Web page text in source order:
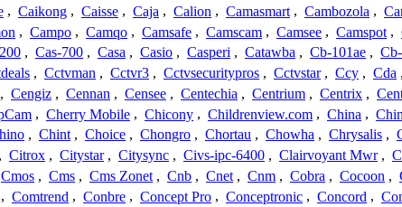
, Caikong , Caisse , Caja , Calion , Camasmart , Cambozola ,
, Campo , Camqo , Camsafe , Camscam , Camsee , Camspot ,
, Cas-700 , Casa , Casio , Casperi , Catawba , Cb-101ae ,
, Cctvman , Cctvr3 , Cctvsecuritypros , Cctvstar , Ccy , Cda ,
, Cengiz , Cennan , Censee , Centechia , Centrium , Centrix ,
, Cherry Mobile , Chicony , Childrenview.com , China ,
, Chint , Choice , Chongro , Chortau , Chowha , Chrysalis ,
, Citrox , Citystar , Citysync , Civs-ipc-6400 , Clairvoyant Mwr ,
Cmos , Cms , Cms Zonet , Cnb , Cnet , Cnm , Cobra , Cocoon ,
, Comtrend , Conbre , Concept Pro , Conceptronic , Concord ,